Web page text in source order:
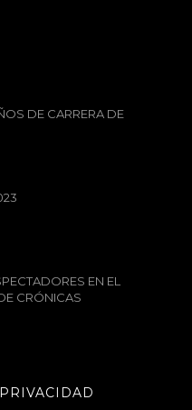
DE CARRERA DE
EN EL
CRÓNICAS